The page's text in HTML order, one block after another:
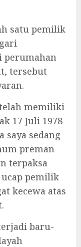
satu pemilik
perumahan
tersebut
telah memiliki
17 Juli 1978
saya sedang
preman
terpaksa
pemilik
kecewa atas
baru-